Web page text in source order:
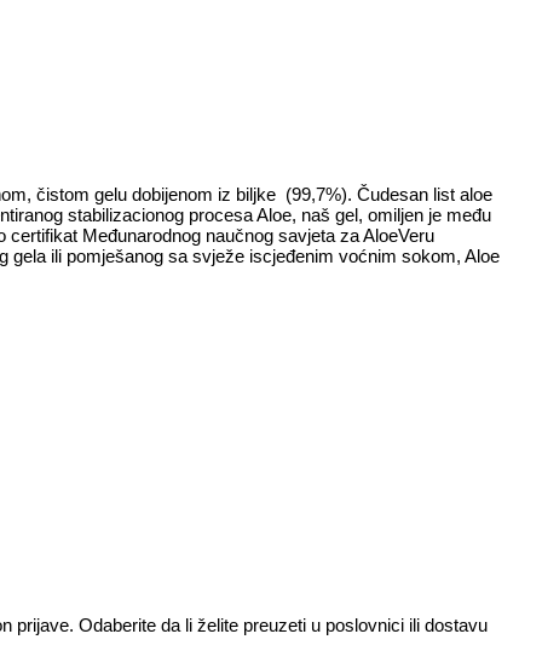
čistom gelu dobijenom iz biljke (99,7%). Čudesan list aloe
stabilizacionog procesa Aloe, naš gel, omiljen je među
Međunarodnog naučnog savjeta za AloeVeru
ili pomješanog sa svježe iscjeđenim voćnim sokom, Aloe
prijave. Odaberite da li želite preuzeti u poslovnici ili dostavu